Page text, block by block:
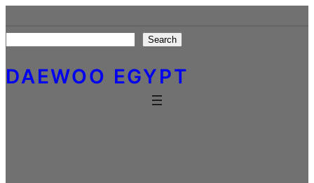
to
content
Search
DAEWOO EGYPT